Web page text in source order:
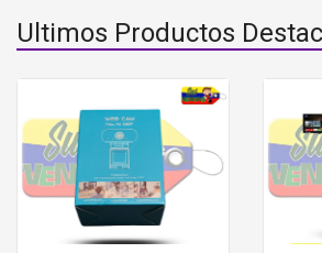
Últimos Productos